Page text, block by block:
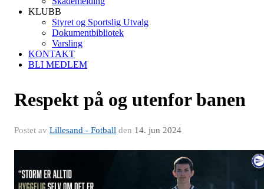
KLUBB
Styret og Sportslig Utvalg
Dokumentbibliotek
Varsling
KONTAKT
BLI MEDLEM
Respekt på og utenfor banen
Postet av Lillesand - Fotball den 14. jun 2024